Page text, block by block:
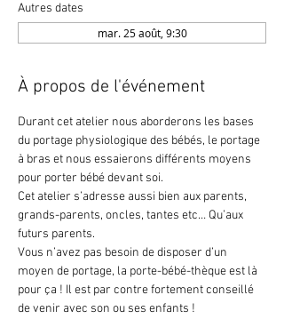
Autres dates
mar. 25 août, 9:30
À propos de l'événement
Durant cet atelier nous aborderons les bases
du portage physiologique des bébés, le portage
à bras et nous essaierons différents moyens
pour porter bébé devant soi.
Cet atelier s’adresse aussi bien aux parents,
grands-parents, oncles, tantes etc… Qu’aux
futurs parents.
Vous n’avez pas besoin de disposer d’un
moyen de portage, la porte-bébé-thèque est là
pour ça ! Il est par contre fortement conseillé
de venir avec son ou ses enfants !